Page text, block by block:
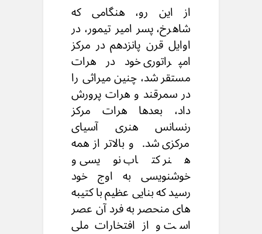
از این رو، هنگامی که
شاهرخ،پسر امیر تیمور،در
اوایل قرن پانزدهم در مرکز
امپراتوری خود در هرات
مستقر شد،چنین میراثی را
در سمرقند و هرات پرورش
داد، بعدها هرات مرکز
رنسانس هنری آسیای
مرکزی شد. و بالاتر از همه
هنر کتاب نویسی و
خوشنویسی به اوج خود
رسید که بنایی عظیم با کتیبه
هایمنحصر به فرد آن عصر
استو از افتخارات ملی